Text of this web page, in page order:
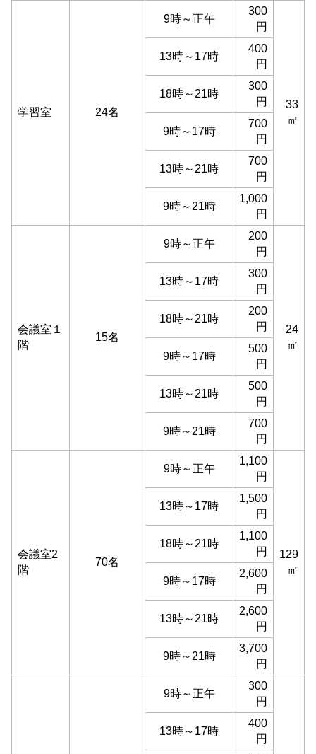
学習室 24名
9時～正午
300
円
33
㎡
13時～17時
400
円
18時～21時
300
円
9時～17時
700
円
13時～21時
700
円
9時～21時
1,000
円
会議室１
階
15名
9時～正午
200
円
24
㎡
13時～17時
300
円
18時～21時
200
円
9時～17時
500
円
13時～21時
500
円
9時～21時
700
円
会議室2
階
70名
9時～正午
1,100
円
129
㎡
13時～17時
1,500
円
18時～21時
1,100
円
9時～17時
2,600
円
13時～21時
2,600
円
9時～21時
3,700
円
9時～正午
300
円
13時～17時
400
円